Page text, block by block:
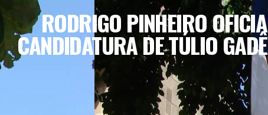
RODRIGO PINHEIRO
CANDIDATURA DE TÚLIO